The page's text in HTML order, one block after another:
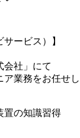
ービス）】
会社」にて
ア業務をお任せ
置の知識習得